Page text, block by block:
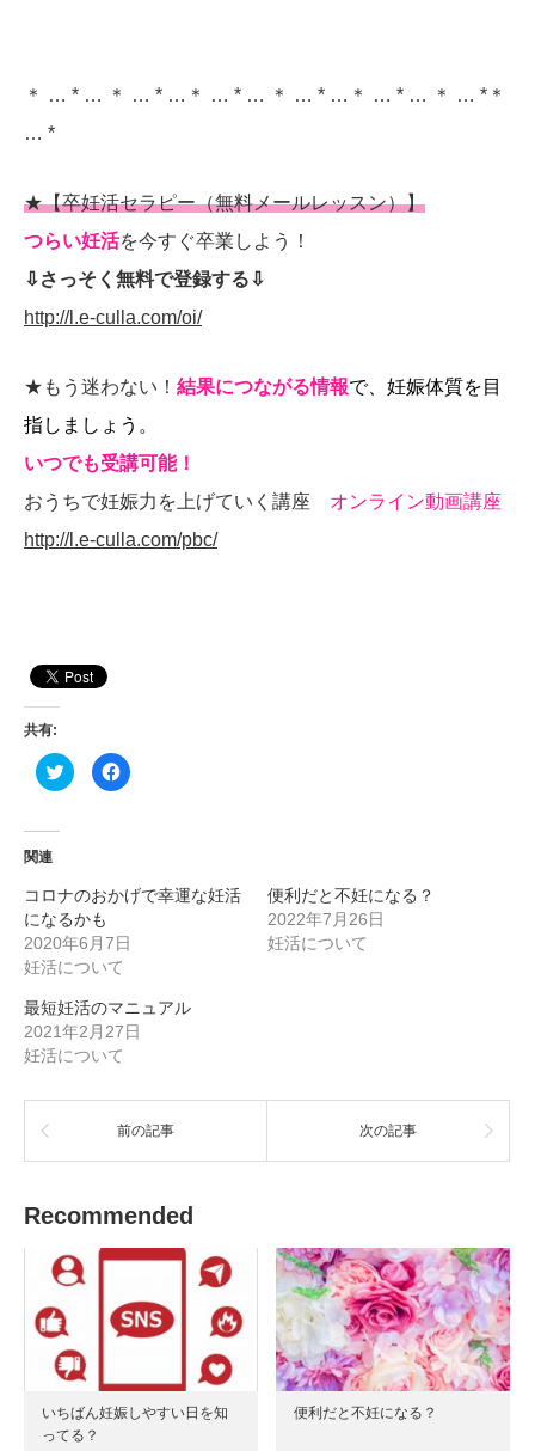
＊ … * … ＊ … * …＊ … * … ＊ … * …＊ … * … ＊ … *＊
… *
★【卒妊活セラピー（無料メールレッスン）】
つらい妊活を今すぐ卒業しよう！
⇩さっそく無料で登録する⇩
http://l.e-culla.com/oi/
★もう迷わない！ 結果につながる情報で、妊娠体質を目
指しましょう。
いつでも受講可能！
おうちで妊娠力を上げていく講座 オンライン動画講座
http://l.e-culla.com/pbc/
共有:
ク
リ
t
t
e
r
で
共
(
新
し
い
ウ
ィ
ド
F
a
共
有
る
に
ッ
ク
し
さ
(
新
ン
ド
で
ま
す
)
関連
コロナのおかげで幸運な妊活
になるかも
2020年6月7日
妊活について
便利だと不妊になる？
2022年7月26日
妊活について
最短妊活のマニュアル
2021年2月27日
妊活について
前の記事 次の記事
Recommended
いちばん妊娠しやすい日を知
ってる？
便利だと不妊になる？